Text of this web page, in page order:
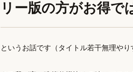
リー版の方がお得で
というお話です（タイトル若干無理やり